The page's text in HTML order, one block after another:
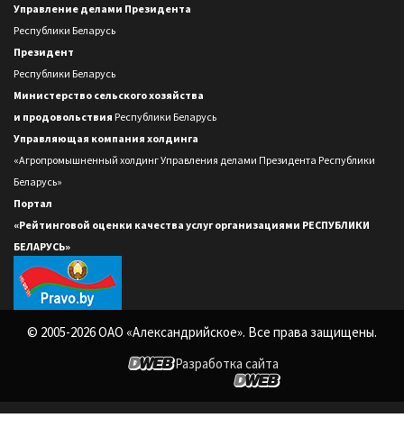
Управление делами Президента
Республики Беларусь
Президент
Республики Беларусь
Министерство сельского хозяйства
и продовольствия Республики Беларусь
Управляющая компания холдинга
«Агропромышненный холдинг Управления делами Президента Республики
Беларусь»
Портал
«Рейтинговой оценки качества услуг организациями РЕСПУБЛИКИ
БЕЛАРУСЬ»
© 2005-2026 ОАО «Александрийское». Все права защищены.
Разработка сайта